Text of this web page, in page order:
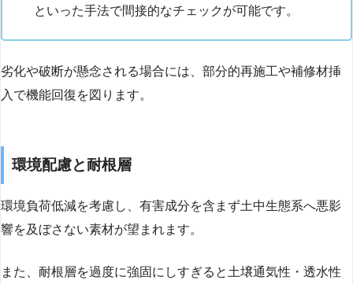
といった手法で間接的なチェックが可能です。
劣化や破断が懸念される場合には、部分的再施工や補修材挿
入で機能回復を図ります。
環境配慮と耐根層
環境負荷低減を考慮し、有害成分を含まず土中生態系へ悪影
響を及ぼさない素材が望まれます。
また、耐根層を過度に強固にしすぎると土壌通気性・透水性